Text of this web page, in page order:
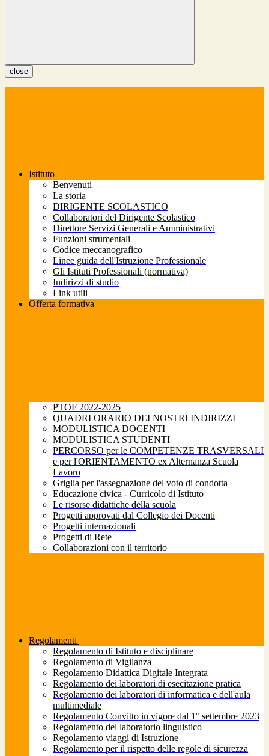
close
Istituto
Benvenuti
La storia
DIRIGENTE SCOLASTICO
Collaboratori del Dirigente Scolastico
Direttore Servizi Generali e Amministrativi
Funzioni strumentali
Codice meccanografico
Linee guida dell'Istruzione Professionale
Gli Istituti Professionali (normativa)
Indirizzi di studio
Link utili
Offerta formativa
PTOF 2022-2025
QUADRI ORARIO DEI NOSTRI INDIRIZZI
MODULISTICA DOCENTI
MODULISTICA STUDENTI
PERCORSO per le COMPETENZE TRASVERSALI
e per l'ORIENTAMENTO ex Alternanza Scuola
Lavoro
Griglia per l'assegnazione del voto di condotta
Educazione civica - Curricolo di Istituto
Le risorse didattiche della scuola
Progetti approvati dal Collegio dei Docenti
Progetti internazionali
Progetti di Rete
Collaborazioni con il territorio
Regolamenti
Regolamento di Istituto e disciplinare
Regolamento di Vigilanza
Regolamento Didattica Digitale Integrata
Regolamento dei laboratori di esecitazione pratica
Regolamento dei laboratori di informatica e dell'aula
multimediale
Regolamento Convitto in vigore dal 1° settembre 2023
Regolamento del laboratorio linguistico
Regolamento viaggi di Istruzione
Regolamento per il rispetto delle regole di sicurezza